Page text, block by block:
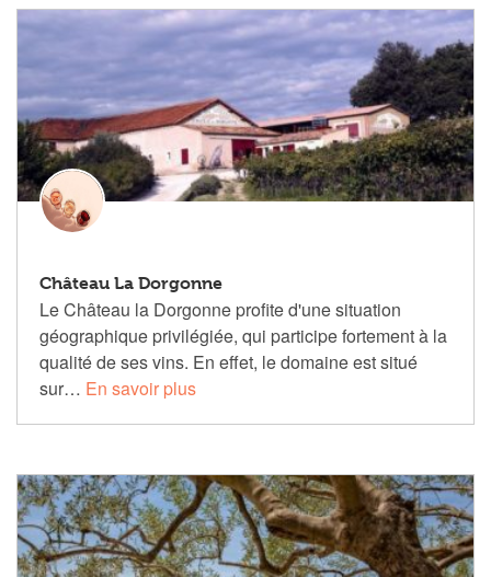
Château La Dorgonne
Le Château la Dorgonne profite d'une situation
géographique privilégiée, qui participe fortement à la
qualité de ses vins. En effet, le domaine est situé
sur… En savoir plus